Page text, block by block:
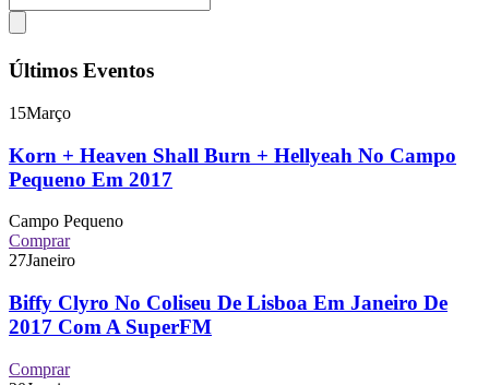
Últimos Eventos
15Março
Korn + Heaven Shall Burn + Hellyeah No Campo
Pequeno Em 2017
Campo Pequeno
Comprar
27Janeiro
Biffy Clyro No Coliseu De Lisboa Em Janeiro De
2017 Com A SuperFM
Comprar